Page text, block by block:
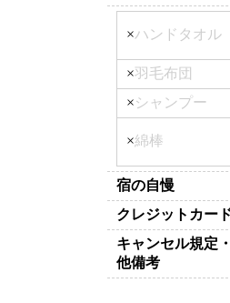
×ハンドタオル
×羽毛布団
×シャンプー
×綿棒
宿の自慢
クレジットカー
キャンセル規定
他備考